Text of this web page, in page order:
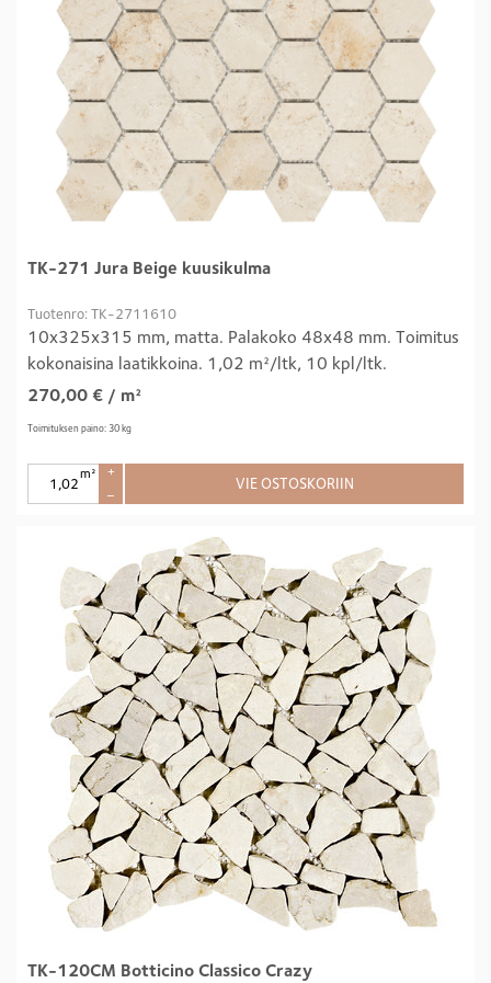
TK-271 Jura Beige kuusikulma
Tuotenro: TK-2711610
10x325x315 mm, matta. Palakoko 48x48 mm. Toimitus
kokonaisina laatikkoina. 1,02 m²/ltk, 10 kpl/ltk.
270,00 € / m²
Toimituksen paino: 30 kg
m²
+
–
VIE OSTOSKORIIN
TK-120CM Botticino Classico Crazy